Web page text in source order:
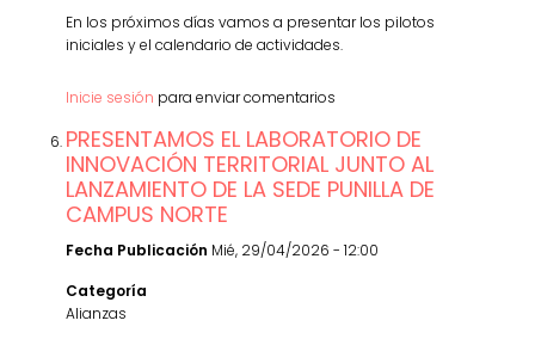
En los próximos días vamos a presentar los pilotos
iniciales y el calendario de actividades.
Inicie sesión para enviar comentarios
PRESENTAMOS EL LABORATORIO DE
INNOVACIÓN TERRITORIAL JUNTO AL
LANZAMIENTO DE LA SEDE PUNILLA DE
CAMPUS NORTE
Fecha Publicación Mié, 29/04/2026 - 12:00
Categoría
Alianzas